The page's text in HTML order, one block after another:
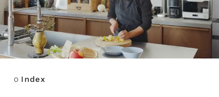
Index